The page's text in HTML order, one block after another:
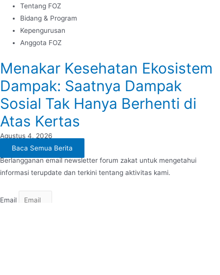
Tentang FOZ
Bidang & Program
Kepengurusan
Anggota FOZ
Menakar Kesehatan Ekosistem
Dampak: Saatnya Dampak
Sosial Tak Hanya Berhenti di
Atas Kertas
Agustus 4, 2026
Baca Semua Berita
Berlangganan email newsletter forum zakat untuk mengetahui
informasi terupdate dan terkini tentang aktivitas kami.
Email